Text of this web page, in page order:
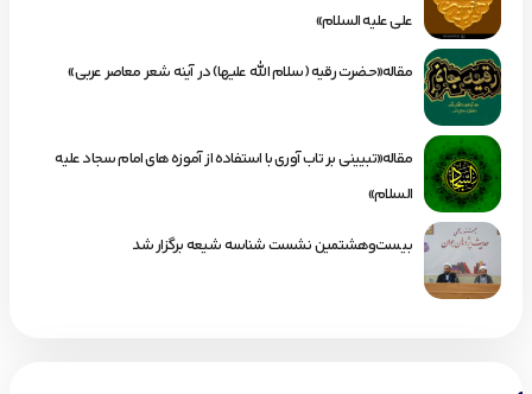
علی علیه السلام»
مقاله«حضرت رقیه (سلام الله علیها) در آینه شعر معاصر عربی»
مقاله«تبیینی بر تاب آوری با استفاده از آموزه های امام سجاد علیه
السلام»
بیست‌وهشتمین نشست شناسه شیعه برگزار شد